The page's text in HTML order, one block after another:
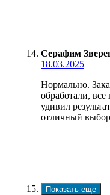
Серафим
18.03.2025
Нормально.
обработали,
удивил
отличный
Показать еще